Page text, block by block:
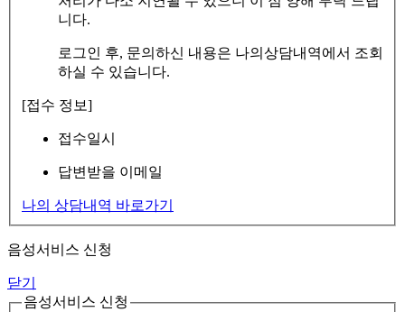
니다.
로그인 후, 문의하신 내용은 나의상담내역에서 조회
하실 수 있습니다.
[접수 정보]
접수일시
답변받을 이메일
나의 상담내역 바로가기
음성서비스 신청
닫기
음성서비스 신청